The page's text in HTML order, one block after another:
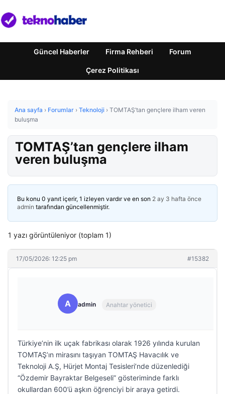
Güncel Haberler Firma Rehberi Forum
Çerez Politikası
Ana sayfa › Forumlar › Teknoloji › TOMTAŞ’tan gençlere ilham veren
buluşma
TOMTAŞ’tan gençlere ilham
veren buluşma
Bu konu 0 yanıt içerir, 1 izleyen vardır ve en son 2 ay 3 hafta önce
admin tarafından güncellenmiştir.
1 yazı görüntüleniyor (toplam 1)
17/05/2026: 12:25 pm #15382
A admin Anahtar yönetici
Türkiye’nin ilk uçak fabrikası olarak 1926 yılında kurulan
TOMTAŞ’ın mirasını taşıyan TOMTAŞ Havacılık ve
Teknoloji A.Ş, Hürjet Montaj Tesisleri’nde düzenlediği
“Özdemir Bayraktar Belgeseli” gösteriminde farklı
okullardan 600’ü aşkın öğrenciyi bir araya getirdi.